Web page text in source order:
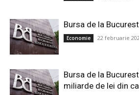
Bursa de la
Economie 22 februarie
Bursa de la
miliarde de lei din